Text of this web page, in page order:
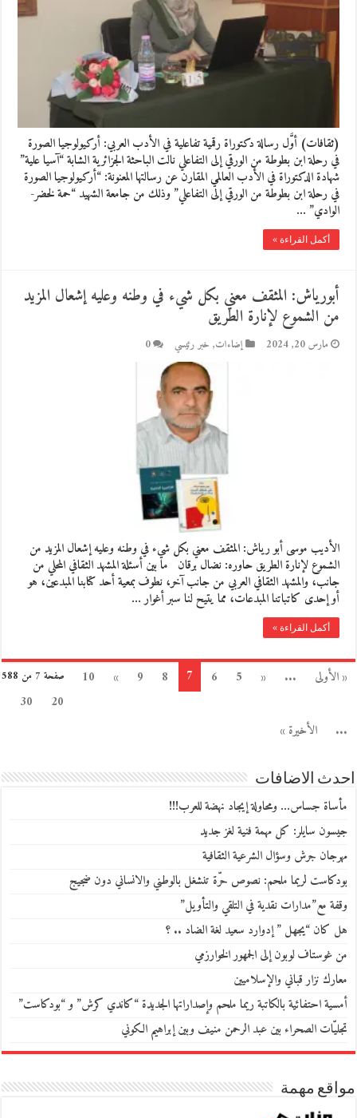
(ثقافات) أوَّل رسالة دكتوراة رقمية تفاعلية في الأدب العربي: أركيولوجيا الصورة
في رحلة ابن بطوطة من الورقي إلى التفاعلي نالت الباحثة الجزائرية الشابة “آسيا علية”
شهادة الدكتوراة في الأدب العالمي المقارن عن رسالتها المعنونة: “أركيولوجيا الصورة
في رحلة ابن بطوطة من الورقي إلى التفاعلي” وذلك من جامعة الشهيد “حمة لخضر-
الوادي” …
أكمل القراءة »
أبورياش: المثقف معني بكل شيء في وطنه وعليه إشعال المزيد
من الشموع لإنارة الطريق
مارس 20, 2024 إضاءات, خبر رئيسي 0
الأديب موسى أبو رياش: المثقف معني بكل شيء في وطنه وعليه إشعال المزيد من
الشموع لإنارة الطريق حاوره: نضال برقان ما بين أسئلة المشهد الثقافي المحلي من
جانب، والمشهد الثقافي العربي من جانب آخر، نطوف بمعية أحد كتابنا المبدعين، هو
أو إحدى كاتباتنا المبدعات، مما يتيح لنا سبر أغوار …
أكمل القراءة »
صفحة 7 من 588 « الأولى ...
«
5
6
7
8
9
»
10
20
30
...
الأخيرة »
احدث الاضافات
مأساة جساس… ومحاولة إيجاد نهضة للعرب!!!
جيسون سايلر: كل مهمة فنية لغز جديد
مهرجان جرش وسؤال الشرعية الثقافية
بودكاست لريما ملحم: نصوص حرّة تنشغل بالوطني والانساني دون ضجيج
وقفة مع”مدارات نقدية في التلقي والتأويل”
هل كان “يجهل ” إدوارد سعيد لغة الضاد .. ؟
من غوستاف لوبون إلى الجمهور الخوارزمي
معارك نزار قباني والإسلاميين
أمسية احتفائية بالكاتبة ريما ملحم وإصداراتها الجديدة “كاندي كرش” و “بودكاست”
تجليّات الصحراء بين عبد الرحمن منيف وبين إبراهيم الكوني
مواقع مهمة